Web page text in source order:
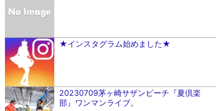
★インスタグラム始めました★
20230709茅ヶ崎サザンビーチ『夏倶楽
部』ワンマンライブ。